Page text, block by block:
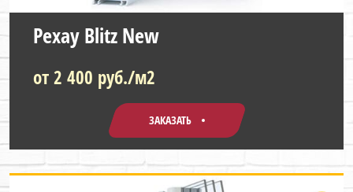
Рехау Blitz New
от 2 400 руб./м2
ЗАКАЗАТЬ